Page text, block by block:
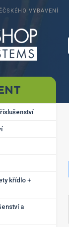
VYBAVENÍ
křídlo +
a